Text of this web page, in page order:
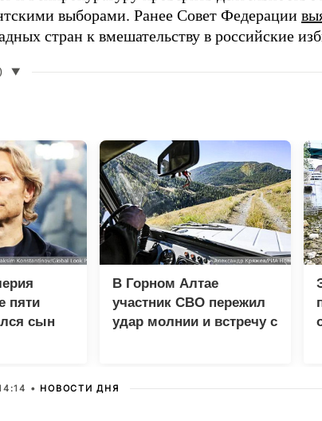
выборами. Ранее Совет Федерации
стран к вмешательству в российские
▼
пяти
сын
В Горном Алтае
участник СВО пережил
удар молнии и встречу с
• НОВОСТИ ДНЯ